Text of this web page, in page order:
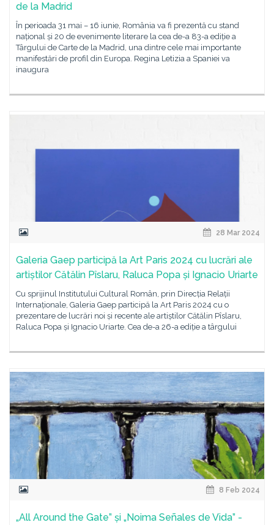
de la Madrid
În perioada 31 mai – 16 iunie, România va fi prezentă cu stand
național și 20 de evenimente literare la cea de-a 83-a ediție a
Târgului de Carte de la Madrid, una dintre cele mai importante
manifestări de profil din Europa. Regina Letizia a Spaniei va
inaugura
28 Mar 2024
Galeria Gaep participă la Art Paris 2024 cu lucrări ale
artiștilor Cătălin Pîslaru, Raluca Popa și Ignacio Uriarte
Cu sprijinul Institutului Cultural Român, prin Direcția Relații
Internaționale, Galeria Gaep participă la Art Paris 2024 cu o
prezentare de lucrări noi și recente ale artiștilor Cătălin Pîslaru,
Raluca Popa și Ignacio Uriarte. Cea de-a 26-a ediție a târgului
8 Feb 2024
„All Around the Gate” și „Noima Señales de Vida” -